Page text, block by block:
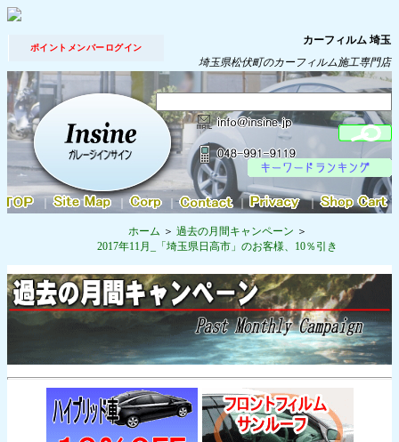
ポイントメンバーログイン
カーフィルム 埼玉
埼玉県松伏町のカーフィルム施工専門店
｜ ｜ ｜
ホーム
過去の月間キャンペーン
2017年11月_「埼玉県日高市」のお客様、10％引き